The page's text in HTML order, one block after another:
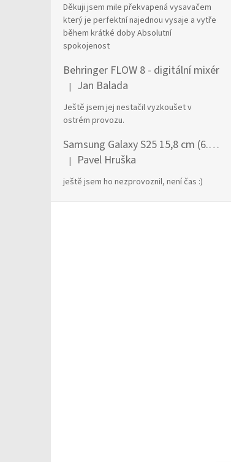
Děkuji jsem mile překvapená vysavačem
který je perfektní najednou vysaje a vytře
během krátké doby Absolutní
spokojenost
Behringer FLOW 8 - digitální mixér
Hodnocení produktu je 5 z 5 hvězdiček.
| Jan Balada
Ještě jsem jej nestačil vyzkoušet v
ostrém provozu.
Samsung Galaxy S25 15,8 cm (6.2") Dual SIM Android 15 5G USB typu C 12 GB 256 GB 4000 mAh Námořnická modrá
Hodnocení produktu je 1 z 5 hvězdiček.
| Pavel Hruška
ještě jsem ho nezprovoznil, není čas :)